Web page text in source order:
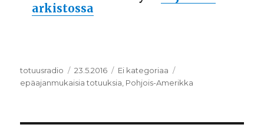
arkistossa
Kirjoittaja
totuusradio Julkaistu
23.5.2016 Kategoriat
Ei kategoriaa
epäajanmukaisia totuuksia Pohjois-Amerikka